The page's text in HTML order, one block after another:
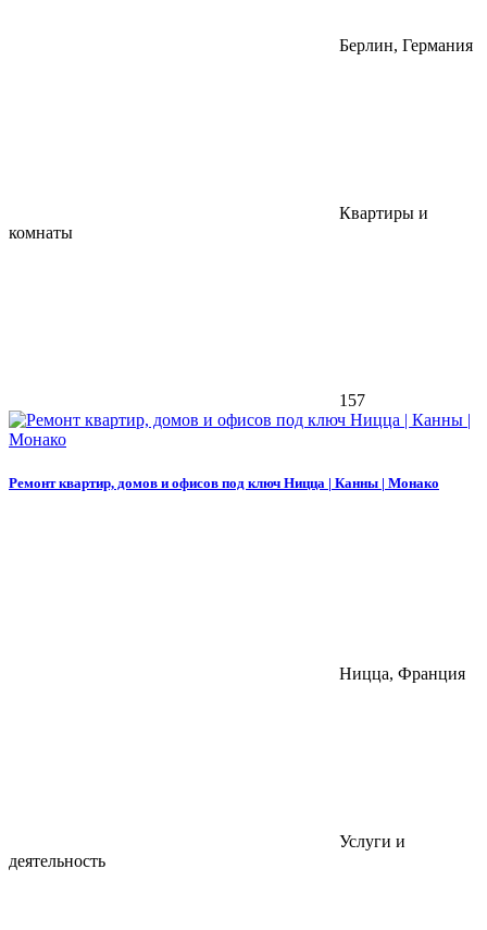
Берлин, Германия
Квартиры и
комнаты
157
Ремонт квартир, домов и офисов под ключ Ницца | Канны | Монако
Ницца, Франция
Услуги и
деятельность